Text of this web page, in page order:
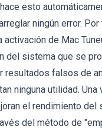
esto
ningún error.
activación de Mac
del sistema que se
resultados falsos de
ninguna utilidad.
el rendimiento del
del método de